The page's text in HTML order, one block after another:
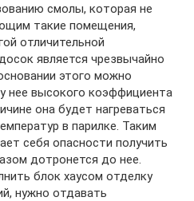
смолы, которая не
такие помещения,
отличительной
является чрезвычайно
этого можно
нее высокого коэффициента
она будет нагреваться
в парилке. Таким
себя опасности получить
дотронется до нее.
блок хаусом отделку
нужно отдавать